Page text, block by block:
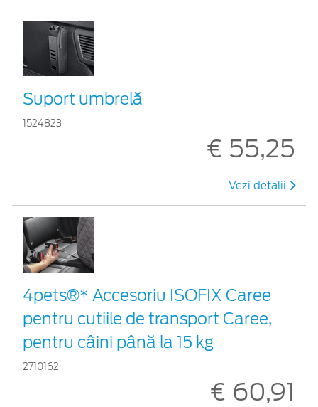
Suport umbrelă
1524823
€ 55,25
Vezi detalii
4pets®* Accesoriu ISOFIX Caree
pentru cutiile de transport Caree,
pentru câini până la 15 kg
2710162
€ 60,91